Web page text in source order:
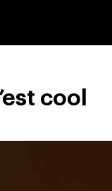
cool